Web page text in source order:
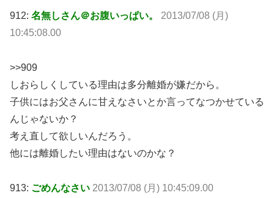
912: 名無しさん＠お腹いっぱい。 2013/07/08 (月)
10:45:08.00
>>909
しおらしくしている理由は多分離婚が嫌だから。
子供にはお父さんに甘えなさいとか言ってなつかせている
んじゃないか？
考え直して欲しいんだろう。
他には離婚したい理由はないのかな？
913: ごめんなさい 2013/07/08 (月) 10:45:09.00